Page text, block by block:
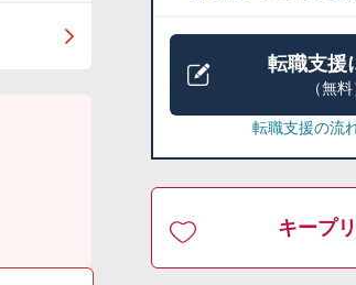
転職支援
（無料
転職支援の流
キープ